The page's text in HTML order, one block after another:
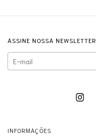
ASSINE NOSSA NEWSLETTER
INFORMAÇÕES